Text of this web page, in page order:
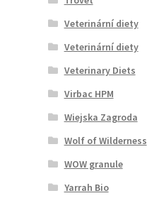
Veterinární diety
Veterinární diety
Veterinary Diets
Virbac HPM
Wiejska Zagroda
Wolf of Wilderness
WOW granule
Yarrah Bio